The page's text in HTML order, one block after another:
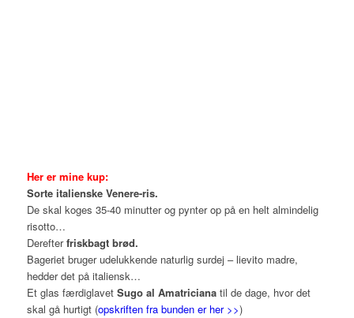
Her er mine kup:
Sorte italienske Venere-ris.
De skal koges 35-40 minutter og pynter op på en helt almindelig
risotto…
Derefterfriskbagt brød.
Bageriet bruger udelukkende naturlig surdej – lievito madre,
hedder det på italiensk…
Et glas færdiglavet Sugo al Amatricianatil de dage, hvor det
skal gå hurtigt (opskriften fra bunden er her >>)